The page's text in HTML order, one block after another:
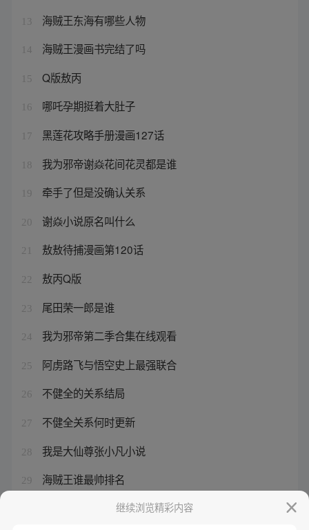
13 海贼王东海有哪些人物
14 海贼王漫画书完结了吗
15 Q版敖丙
16 哪吒孕期挺着大肚子
17 黑莲花攻略手册漫画127话
18 我为邪帝谢焱花间花灵都是谁
19 牵手了但是没确认关系
20 谢焱小说原名叫什么
21 敖敖待捕漫画第120话
22 敖丙Q版
23 尾田荣一郎是谁
24 我为邪帝第二季合集在线观看
25 阿虏路飞与悟空史上最强联合
26 不健全的关系结局
27 不健全关系何时更新
28 我是大仙尊张小凡小说
29 海贼王谁最帅排名
继续浏览精彩内容